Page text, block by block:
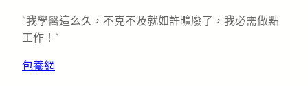
“我學醫這么久，不克不及就如許曠廢了，我必需做點
工作！”
包養網